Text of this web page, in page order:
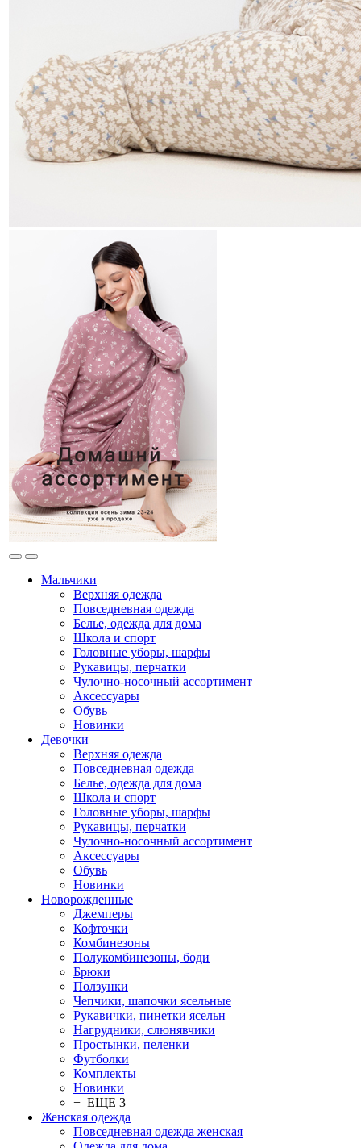
Мальчики
Верхняя одежда
Повседневная одежда
Белье, одежда для дома
Школа и спорт
Головные уборы, шарфы
Рукавицы, перчатки
Чулочно-носочный ассортимент
Аксессуары
Обувь
Новинки
Девочки
Верхняя одежда
Повседневная одежда
Белье, одежда для дома
Школа и спорт
Головные уборы, шарфы
Рукавицы, перчатки
Чулочно-носочный ассортимент
Аксессуары
Обувь
Новинки
Новорожденные
Джемперы
Кофточки
Комбинезоны
Полукомбинезоны, боди
Брюки
Ползунки
Чепчики, шапочки ясельные
Рукавички, пинетки ясельн
Нагрудники, слюнявчики
Простынки, пеленки
Футболки
Комплекты
Новинки
+ ЕЩЕ 3
Женская одежда
Повседневная одежда женская